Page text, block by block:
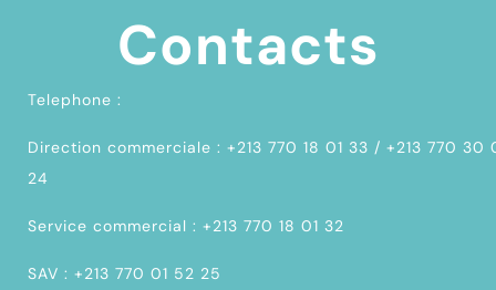
Contacts
Telephone :
Direction commerciale : +213 770 18 01 33 / +213 770 30
24
Service commercial : +213 770 18 01 32
SAV : +213 770 01 52 25